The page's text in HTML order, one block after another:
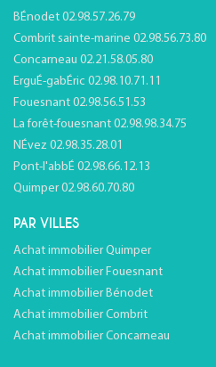
BÉnodet 02.98.57.26.79
Combrit sainte-marine 02.98.56.73.80
Concarneau 02.21.58.05.80
ErguÉ-gabÉric 02.98.10.71.11
Fouesnant 02.98.56.51.53
La forêt-fouesnant 02.98.98.34.75
NÉvez 02.98.35.28.01
Pont-l'abbÉ 02.98.66.12.13
Quimper 02.98.60.70.80
PAR VILLES
Achat immobilier Quimper
Achat immobilier Fouesnant
Achat immobilier Bénodet
Achat immobilier Combrit
Achat immobilier Concarneau